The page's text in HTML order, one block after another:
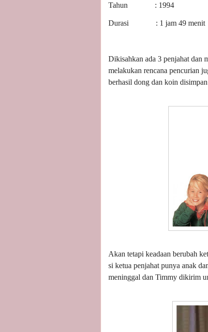
Tahun : 1994
Durasi : 1 jam 49 menit
Dikisahkan ada 3 penjahat dan
melakukan rencana pencurian
berhasil dong dan koin
Akan tetapi keadaan berubah
si ketua penjahat punya anak
meninggal dan Timmy dikirim